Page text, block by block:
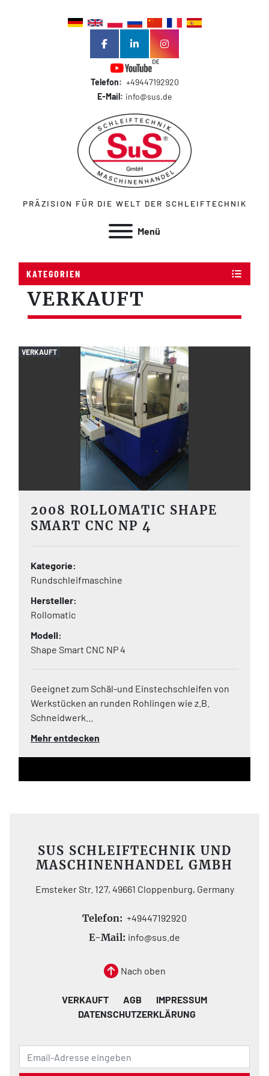
PRÄZISION FÜR DIE WELT DER SCHLEIFTECHNIK
Telefon: +49447192920
E-Mail: info@sus.de
facebooklinkedininstagram
Menü
KATEGORIEN
VERKAUFT
VERKAUFT
2008 ROLLOMATIC SHAPE
SMART CNC NP 4
Kategorie
Rundschleifmaschine
Hersteller
Rollomatic
Modell
Shape Smart CNC NP 4
Geeignet zum Schäl-und Einstechschleifen von
Werkstücken an runden Rohlingen wie z.B.
Schneidwerk...
Mehr entdecken
SUS SCHLEIFTECHNIK UND
MASCHINENHANDEL GMBH
Emsteker Str. 127, 49661 Cloppenburg, Germany
Telefon: +49447192920
E-Mail: info@sus.de
Nach oben
VERKAUFT AGB
IMPRESSUM
DATENSCHUTZERKLÄRUNG